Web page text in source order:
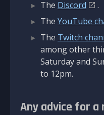
The Discord
.
The YouTube
The Twitch
among other
Saturday and
to 12pm.
Any advice for a